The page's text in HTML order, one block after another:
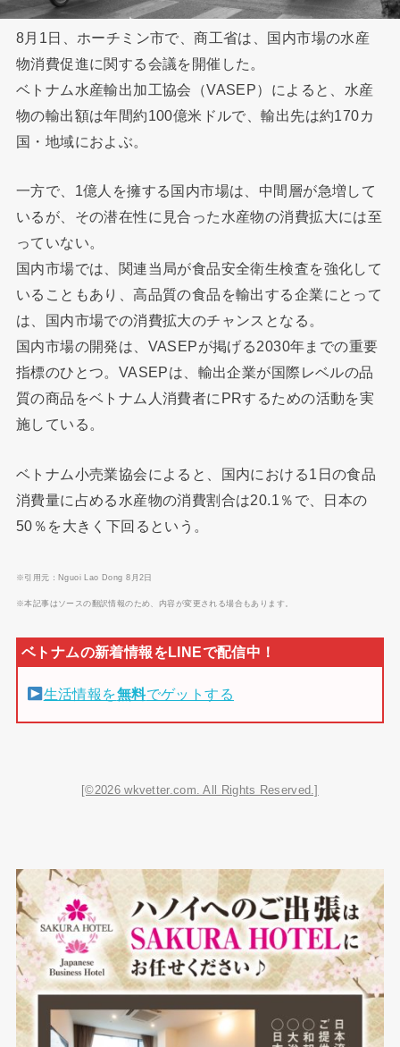
8月1日、ホーチミン市で、商工省は、国内市場の水産
物消費促進に関する会議を開催した。
ベトナム水産輸出加工協会（VASEP）によると、水産
物の輸出額は年間約100億米ドルで、輸出先は約170カ
国・地域におよぶ。
一方で、1億人を擁する国内市場は、中間層が急増して
いるが、その潜在性に見合った水産物の消費拡大には至
っていない。
国内市場では、関連当局が食品安全衛生検査を強化して
いることもあり、高品質の食品を輸出する企業にとって
は、国内市場での消費拡大のチャンスとなる。
国内市場の開発は、VASEPが掲げる2030年までの重要
指標のひとつ。VASEPは、輸出企業が国際レベルの品
質の商品をベトナム人消費者にPRするための活動を実
施している。
ベトナム小売業協会によると、国内における1日の食品
消費量に占める水産物の消費割合は20.1％で、日本の
50％を大きく下回るという。
※引用元：Nguoi Lao Dong 8月2日
※本記事はソースの翻訳情報のため、内容が変更される場合もあります。
生活情報を無料でゲットする
[©2026 wkvetter.com. All Rights Reserved.]